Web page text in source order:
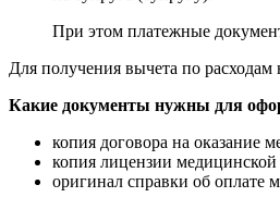
При этом платежные
Для получения вычета по
Какие документы нужны для
копия договора на оказание
копия лицензии медицинской
оригинал справки об оплате